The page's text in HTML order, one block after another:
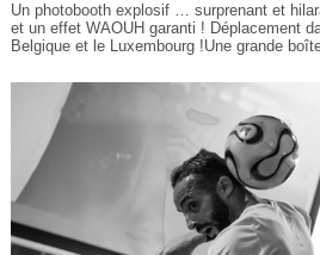
Un photobooth explosif … surprenant et
et un effet WAOUH garanti ! Déplacement
Belgique et le Luxembourg !Une grande